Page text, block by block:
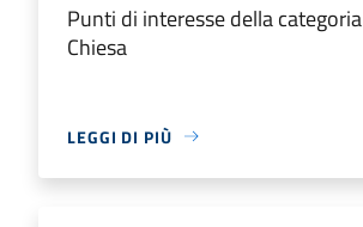
Punti di interesse della categoria
Chiesa
LEGGI DI PIÙ